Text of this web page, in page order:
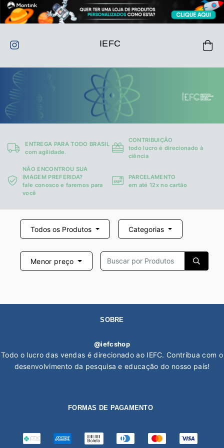
IEFC
ENTREGA PARA TODO BRASIL
com agilidade.
CONTRIBUIÇÃO
todo lucro é direcionado à
ciência
NÃO ENCONTROU SUA
IMAGEM PREFERIDA?
fale conosco e faremos para
você
PARCELAMENTO
em até 12x no cartão
Todos os Produtos Categorias
Menor preço
SOBRE
@iefcshop
Todo o lucro das vendas é direcionado ao IEFC. Contribua com o
desenvolvimento da pesquisa e educação do nosso país!
FORMAS DE PAGAMENTO